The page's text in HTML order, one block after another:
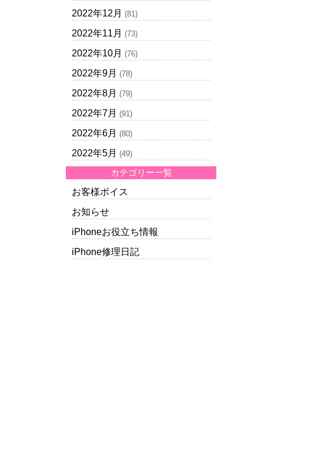
2022年12月 (81)
2022年11月 (73)
2022年10月 (76)
2022年9月 (78)
2022年8月 (79)
2022年7月 (91)
2022年6月 (80)
2022年5月 (49)
カテゴリー一覧
お客様ボイス
お知らせ
iPhoneお役立ち情報
iPhone修理日記